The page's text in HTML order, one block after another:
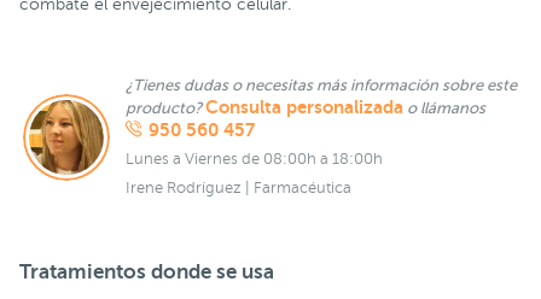
combate el envejecimiento celular.
¿Tienes dudas o necesitas más información sobre este
producto?Consulta personalizada o llámanos
950 560 457
Lunes a Viernes de 08:00h a 18:00h
Irene Rodríguez | Farmacéutica
Tratamientos donde se usa